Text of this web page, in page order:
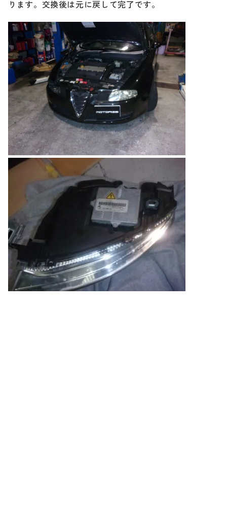
のご相談も可能です。
お問い合わせフォームにて、オンラインでのご連絡をご
希望ください。
ります。 交換後は元に戻して完了です。